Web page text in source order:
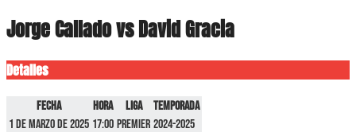
Jorge Callado vs David Gracia
Detalles
Fecha Hora Liga
Temporada
1 de marzo de 2025 17:00 Premier 2024-2025